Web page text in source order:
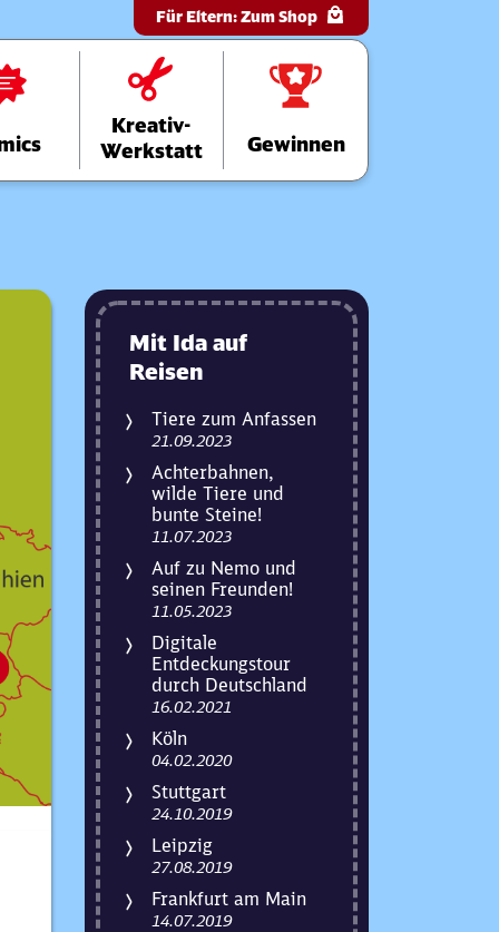
Kreativ-
Werkstatt
Gewinnen
Für Eltern:Zum Shop
Mit Ida auf
Reisen
Tiere zum Anfassen
21.09.2023
Achterbahnen,
wilde Tiere und
bunte Steine!
11.07.2023
Auf zu Nemo und
seinen Freunden!
11.05.2023
Digitale
Entdeckungstour
durch Deutschland
16.02.2021
Köln
04.02.2020
Stuttgart
24.10.2019
Leipzig
27.08.2019
Frankfurt am Main
14.07.2019